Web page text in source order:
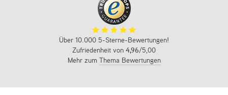
Über 10.000 5-Sterne-Bewertungen!
Zufriedenheit von 4,96/5,00
Mehr zum Thema Bewertungen